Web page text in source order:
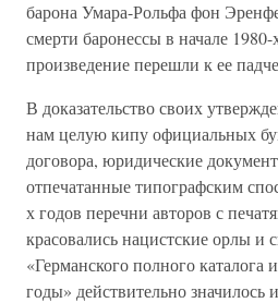
барона Умара-Рольфа фон
смерти баронессы в начале
произведение перешли к ее
В доказательство своих
нам целую кипу официальных
договора, юридические
отпечатанные типографским
х годов перечни авторов с
красовались нацистские орлы и
«Германского полного каталога
годы» действительно